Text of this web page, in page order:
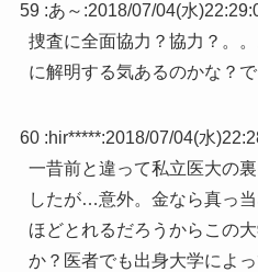
59 :あ～ :2018/07/04(水
捜査に全面協力？協力？。
に解明する気あるのかな？
60 :hir*****:2018/07/04(水
一昔前と違って私立医大の
したが…意外。金なら真っ
ほどとれるだろうからこの
か？医者でも出身大学によ